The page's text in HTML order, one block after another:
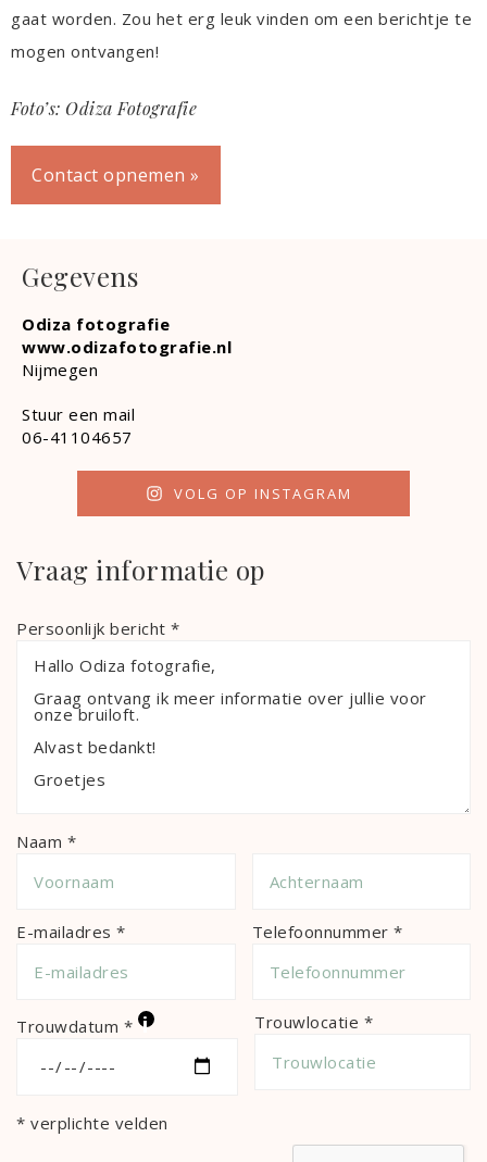
gaat worden. Zou het erg leuk vinden om een berichtje te
mogen ontvangen!
Foto’s: Odiza Fotografie
Contact opnemen »
Gegevens
Odiza fotografie
www.odizafotografie.nl
Nijmegen
Stuur een mail
06-41104657
VOLG OP INSTAGRAM
Vraag informatie op
Persoonlijk bericht *
Naam *
E-mailadres * Telefoonnummer *
Trouwdatum * i Trouwlocatie *
* verplichte velden